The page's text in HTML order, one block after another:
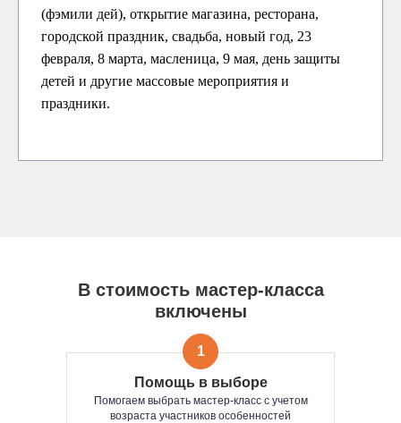
(фэмили дей), открытие магазина, ресторана,
городской праздник, свадьба, новый год, 23
февраля, 8 марта, масленица, 9 мая, день защиты
детей и другие массовые мероприятия и
праздники.
Помощь в выборе
В стоимость мастер-класса
включены
Помогаем выбрать мастер-класс с учетом
возраста участников особенностей
1